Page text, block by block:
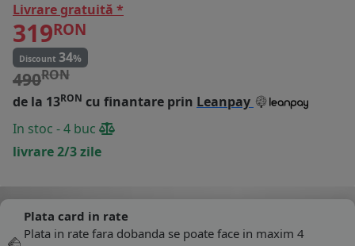
Livrare gratuită *
319RON
Discount 34%
490RON
de la 13RON cu finantare prin Leanpay
In stoc - 4 buc
livrare 2/3 zile
Plata card in rate
Plata in rate fara dobanda se poate face in maxim 4